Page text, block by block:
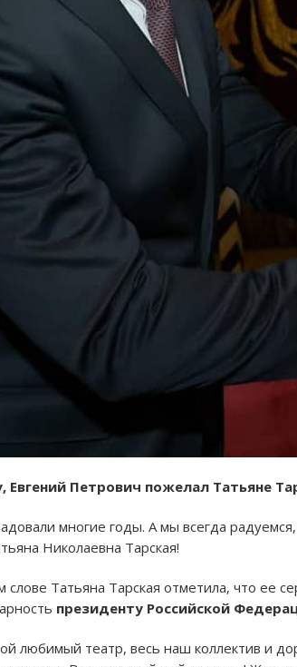
Евгений Петрович пожелал Татьяне
многие годы. А мы всегда
Николаевна Тарская!
слове Татьяна Тарская отметила, что ее
президенту Российской
любимый театр, весь наш коллектив и